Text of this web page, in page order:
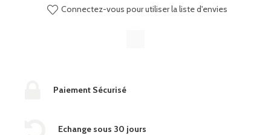
Connectez-vous pour utiliser la liste d'envies
Paiement Sécurisé
Echange sous 30 jours